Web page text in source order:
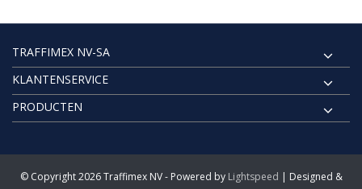
TRAFFIMEX NV-SA
KLANTENSERVICE
PRODUCTEN
© Copyright 2026 Traffimex NV - Powered by Lightspeed | Designed &